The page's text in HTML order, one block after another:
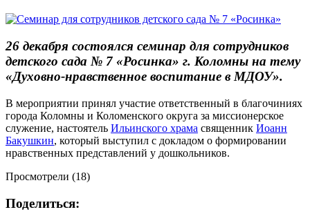
26 декабря состоялся семинар для сотрудников
детского сада № 7 «Росинка» г. Коломны на тему
«Духовно-нравственное воспитание в МДОУ».
В мероприятии принял участие ответственный в благочиниях
города Коломны и Коломенского округа за миссионерское
служение, настоятель Ильинского храма священник Иоанн
Бакушкин, который выступил с докладом о формировании
нравственных представлений у дошкольников.
Просмотрели (18)
Поделиться: